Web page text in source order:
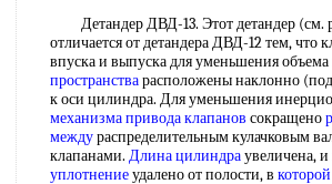
Детандер ДВД-13. Этот детандер (см.
отличается от детандера ДВД-12 тем, что
впуска и выпуска для уменьшения объема
пространстварасположены наклонно (под
к оси цилиндра. Для уменьшения
механизма привода клапанов сокращено
междураспределительным кулачковым
клапанами. Длина цилиндраувеличена, и
уплотнениеудалено от полости, в которой